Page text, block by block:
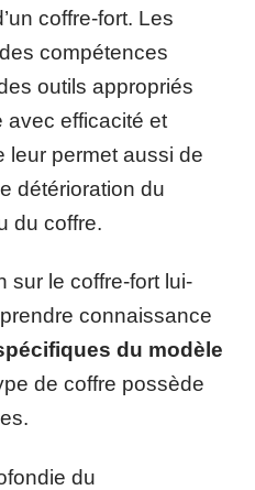
coffre-fort. Les
compétences
outils appropriés
avec efficacité et
leur permet aussi de
détérioration du
du coffre.
sur le coffre-fort lui-
connaissance
du modèle
de coffre possède
du